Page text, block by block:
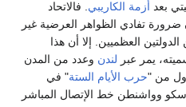
بعد أزمة الكاريبي . فالاتحاد
ضرورة تفادي الظواهر العرضية غير
العظميين. إلا أن هذا
يمر عبر لندن وعدد من المدن
من "حرب الأيام الستة" في
وواشنطن خط الإتصال المباشر